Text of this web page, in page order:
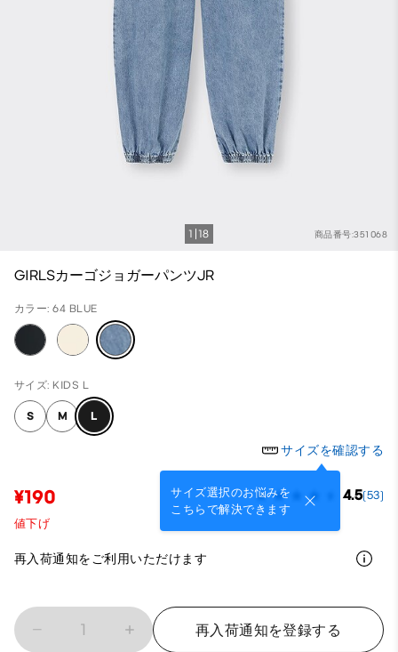
商品番号:351068
1 18
GIRLSカーゴジョガーパンツJR
カラー: 64 BLUE
サイズ: KIDS L
S M L
サイズを確認する
サイズ選択のお悩みを
こちらで解決できます
¥190 4.5(53)
値下げ
再入荷通知をご利用いただけます
1 再入荷通知を登録する